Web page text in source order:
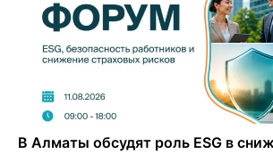
В Алматы обсудят роль ESG в